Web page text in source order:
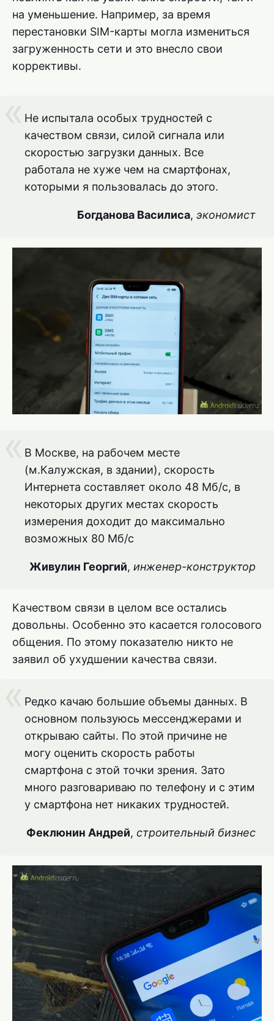
на уменьшение. Например, за время
перестановки SIM-карты могла измениться
загруженность сети и это внесло свои
коррективы.
Не испытала особых трудностей с
качеством связи, силой сигнала или
скоростью загрузки данных. Все
работала не хуже чем на смартфонах,
которыми я пользовалась до этого.
Богданова Василиса, экономист
В Москве, на рабочем месте
(м.Калужская, в здании), скорость
Интернета составляет около 48 Мб/с, в
некоторых других местах скорость
измерения доходит до максимально
возможных 80 Мб/с
Живулин Георгий, инженер-конструктор
Качеством связи в целом все остались
довольны. Особенно это касается голосового
общения. По этому показателю никто не
заявил об ухудшении качества связи.
Редко качаю большие объемы данных. В
основном пользуюсь мессенджерами и
открываю сайты. По этой причине не
могу оценить скорость работы
смартфона с этой точки зрения. Зато
много разговариваю по телефону и с этим
у смартфона нет никаких трудностей.
Феклюнин Андрей, строительный бизнес